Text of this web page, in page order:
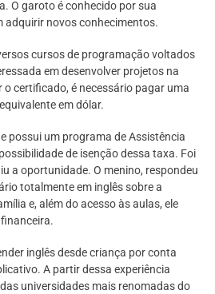
O garoto é conhecido por sua
adquirir novos conhecimentos.
cursos de programação voltados
em desenvolver projetos na
certificado, é necessário pagar uma
em dólar.
possui um programa de Assistência
de isenção dessa taxa. Foi
a oportunidade. O menino, respondeu
totalmente em inglês sobre a
e, além do acesso às aulas, ele
inglês desde criança por conta
A partir dessa experiência
universidades mais renomadas do